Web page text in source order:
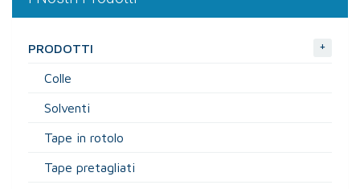
PRODOTTI +
Colle
Solventi
Tape in rotolo
Tape pretagliati